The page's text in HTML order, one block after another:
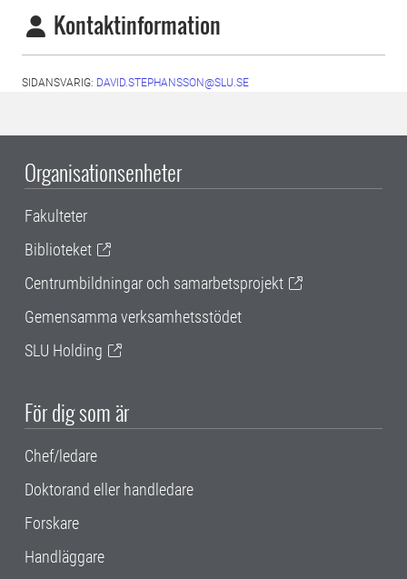
Kontaktinformation
SIDANSVARIG: DAVID.STEPHANSSON@SLU.SE
Organisationsenheter
Fakulteter
Biblioteket
Centrumbildningar och samarbetsprojekt
Gemensamma verksamhetsstödet
SLU Holding
För dig som är
Chef/ledare
Doktorand eller handledare
Forskare
Handläggare